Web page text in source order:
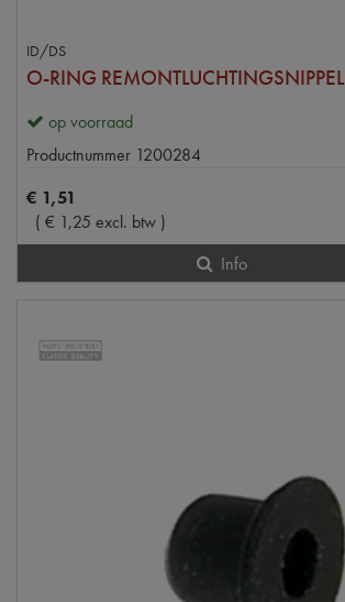
ID/DS
O-RING REMONTLUCHTINGSNIPPEL
op voorraad
Productnummer 1200284
€ 1,51
( € 1,25 excl. btw )
Info